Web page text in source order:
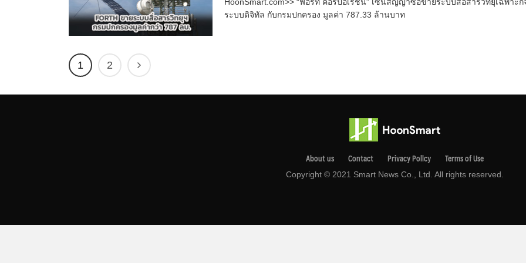
HoonSmart.com>> “ฟอร์ท คอร์ปอเรชั่น” เซ็นสัญญาซื้อขายระบบสื่อสารวิทยุเฉพาะกิ
ระบบดิจิทัล กับกรมปกครอง มูลค่า 787.33 ล้านบาท
1 2
About us Contact Privacy Pollcy Terms of Use
Copyright © 2021 Smart News Co., Ltd. All rights reserved.